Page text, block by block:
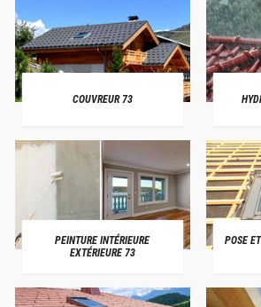
COUVREUR 73
PEINTURE INTÉRIEURE
EXTÉRIEURE 73
POSE